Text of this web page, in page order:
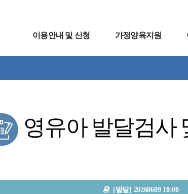
이용안내 및 신청 가정양육지원
영유아 발달검사
[발달] 20260609 10:00